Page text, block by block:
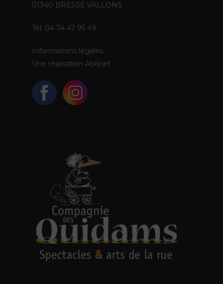
01340 BRESSE VALLONS
Tél. 04 74 47 95 49
Informations légales
Une réalisation Ab6net